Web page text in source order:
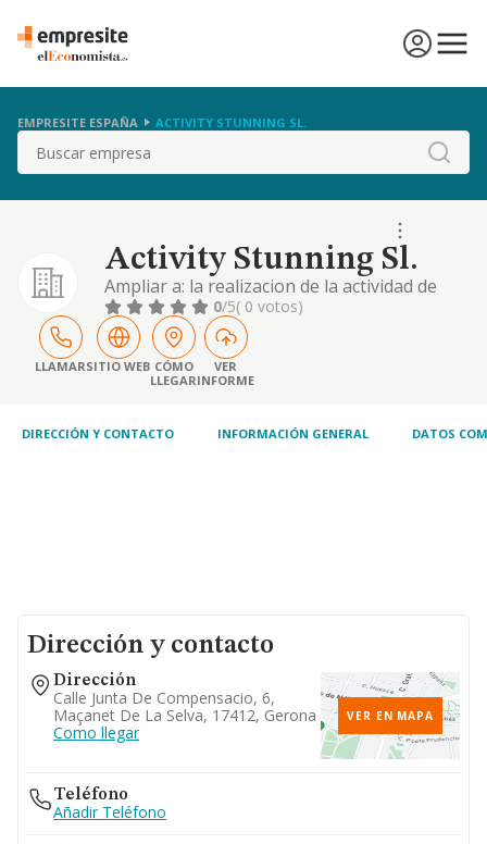
EMPRESITE ESPAÑA ACTIVITY STUNNING SL.
Buscar
Activity Stunning Sl.
Ampliar a: la realizacion de la actividad de
operador de transportes.
0/5( 0 votos)
LLAMARSITIO WEB CÓMO
LLEGAR
VER
INFORME
DIRECCIÓN Y CONTACTO INFORMACIÓN GENERAL DATOS
Dirección y contacto
Dirección
Calle Junta De Compensacio, 6,
Maçanet De La Selva, 17412, Gerona
Como llegar
VER EN MAPA
Teléfono
Añadir Teléfono